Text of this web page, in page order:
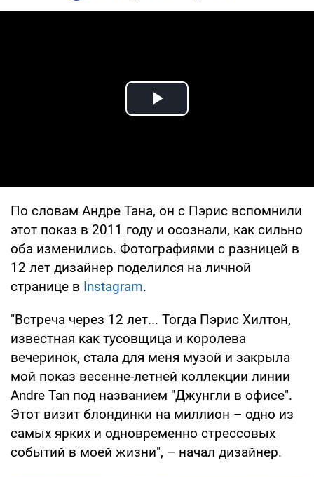
Play Video
По словам Андре Тана, он с Пэрис вспомнили
этот показ в 2011 году и осознали, как сильно
оба изменились. Фотографиями с разницей в
12 лет дизайнер поделился на личной
странице в Instagram.
"Встреча через 12 лет... Тогда Пэрис Хилтон,
известная как тусовщица и королева
вечеринок, стала для меня музой и закрыла
мой показ весенне-летней коллекции линии
Andre Tan под названием "Джунгли в офисе".
Этот визит блондинки на миллион – одно из
самых ярких и одновременно стрессовых
событий в моей жизни", – начал дизайнер.